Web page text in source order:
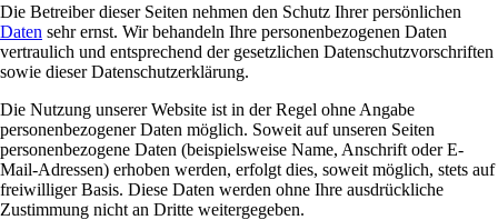
Die Betreiber dieser Seiten nehmen den Schutz Ihrer persönlichen
Daten sehr ernst. Wir behandeln Ihre personenbezogenen Daten
vertraulich und entsprechend der gesetzlichen Datenschutzvorschriften
sowie dieser Datenschutzerklärung.
Die Nutzung unserer Website ist in der Regel ohne Angabe
personenbezogener Daten möglich. Soweit auf unseren Seiten
personenbezogene Daten (beispielsweise Name, Anschrift oder E-
Mail-Adressen) erhoben werden, erfolgt dies, soweit möglich, stets auf
freiwilliger Basis. Diese Daten werden ohne Ihre ausdrückliche
Zustimmung nicht an Dritte weitergegeben.